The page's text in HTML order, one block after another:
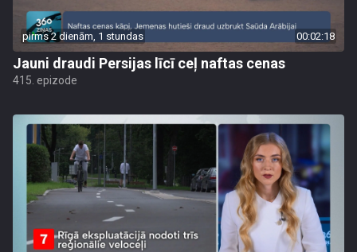
pirms 2 dienām, 1 stundas 00:02:18
Jauni draudi Persijas līcī ceļ naftas cenas
415. epizode